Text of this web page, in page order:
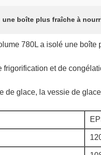
une boîte plus fraîche à
780L a isolé une
frigorification et de
de glace, la vessie de